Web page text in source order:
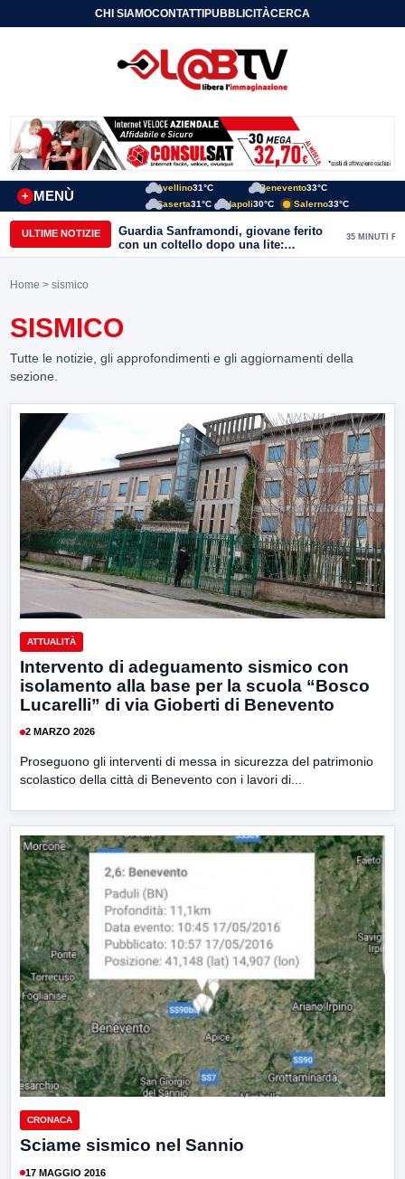
CHI SIAMOCONTATTIPUBBLICITÀCERCA
MENÙ
+
Avellino31°C Benevento33°C
Caserta31°C Napoli30°C Salerno33°C
ULTIME NOTIZIE
Guardia Sanframondi, giovane ferito
con un coltello dopo una lite:
individuato il presunto autore
35 MINUTI FA
Home > sismico
SISMICO
Tutte le notizie, gli approfondimenti e gli aggiornamenti della
sezione.
ATTUALITÀ
Intervento di adeguamento sismico con
isolamento alla base per la scuola “Bosco
Lucarelli” di via Gioberti di Benevento
2 MARZO 2026
Proseguono gli interventi di messa in sicurezza del patrimonio
scolastico della città di Benevento con i lavori di...
CRONACA
Sciame sismico nel Sannio
17 MAGGIO 2016